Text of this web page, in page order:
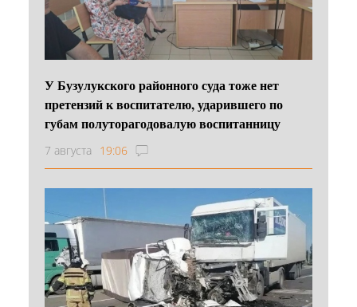
У Бузулукского районного суда тоже нет
претензий к воспитателю, ударившего по
губам полуторагодовалую воспитанницу
7 августа 19:06